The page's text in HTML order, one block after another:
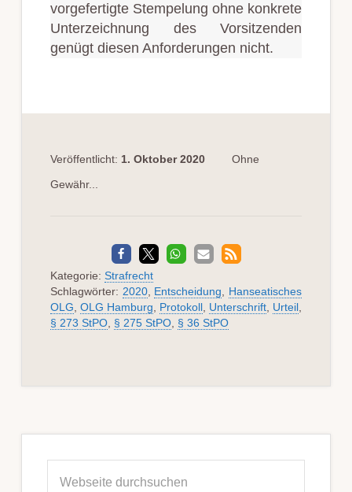
vorgefertigte Stempelung ohne konkrete
Unterzeichnung des Vorsitzenden
genügt diesen Anforderungen nicht.
Veröffentlicht: 1. Oktober 2020
Ohne
Gewähr...
Kategorie: Strafrecht
Schlagwörter: 2020, Entscheidung, Hanseatisches
OLG, OLG Hamburg, Protokoll, Unterschrift, Urteil,
§ 273 StPO, § 275 StPO, § 36 StPO